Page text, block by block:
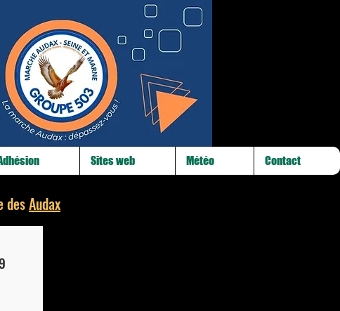
Sites web Météo Contact
desAudax